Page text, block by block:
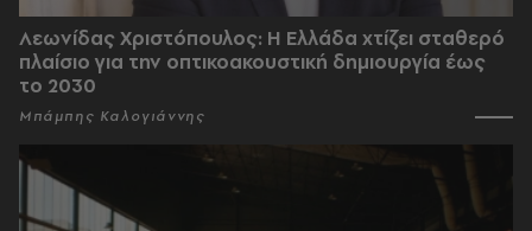
Λεωνίδας Χριστόπουλος: Η Ελλάδα χτίζει σταθερό
πλαίσιο για την οπτικοακουστική δημιουργία έως
το 2030
Μπάμπης Καλογιάννης